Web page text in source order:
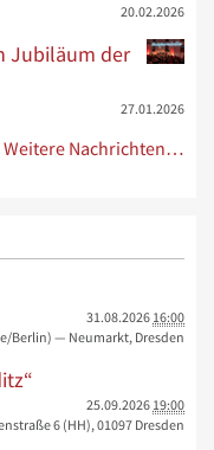
20.02.2026
Jubiläum der
27.01.2026
Weitere Nachrichten…
31.08.2026 16:00
Berlin)— Neumarkt, Dresden
25.09.2026 19:00
6 (HH), 01097 Dresden